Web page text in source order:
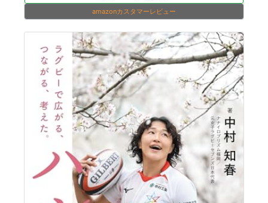
amazonカスタマーレビュー